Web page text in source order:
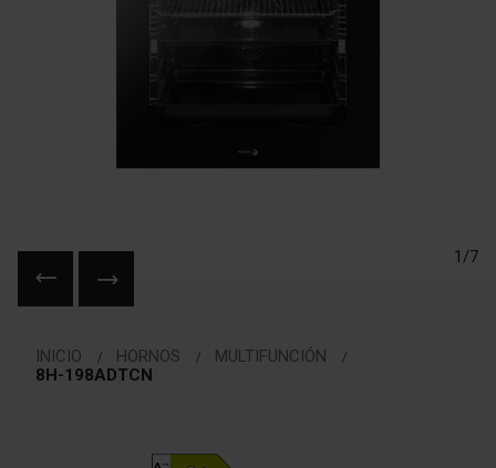
1/7
comienzo
INICIO HORNOS
MULTIFUNCIÓN
8H-198ADTCN